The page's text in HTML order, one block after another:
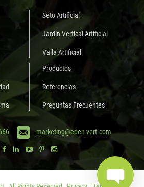
Seto Artificial
Jardín Vertical Artificial
Valla Artificial
Productos
Referencias
Preguntas Frecuentes
marketing@eden-vert.com